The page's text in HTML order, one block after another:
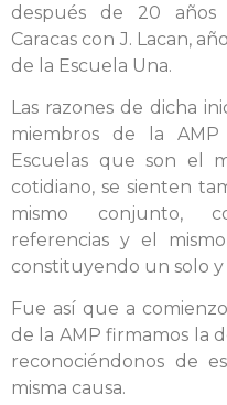
después de 20
Caracas con J. Lacan,
de la Escuela Una.
Las razones de dicha
miembros de la
Escuelas que son el
cotidiano, se sienten
mismo conjunto,
referencias y el
constituyendo un solo
Fue así que a
de la AMP firmamos la
reconociéndonos de
misma causa.